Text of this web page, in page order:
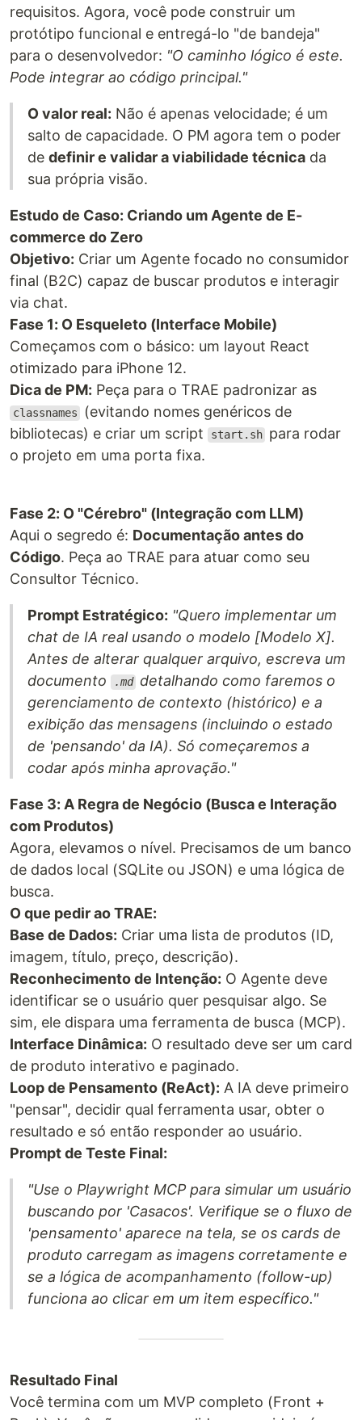
requisitos. Agora, você pode construir um
protótipo funcional e entregá-lo "de bandeja"
para o desenvolvedor: "O caminho lógico é este.
Pode integrar ao código principal."
O valor real: Não é apenas velocidade; é um
salto de capacidade. O PM agora tem o poder
de definir e validar a viabilidade técnica da
sua própria visão.
Estudo de Caso: Criando um Agente de E-
commerce do Zero
Objetivo: Criar um Agente focado no consumidor
final (B2C) capaz de buscar produtos e interagir
via chat.
Fase 1: O Esqueleto (Interface Mobile)
Começamos com o básico: um layout React
otimizado para iPhone 12.
Dica de PM: Peça para o TRAE padronizar as
classnames
(evitando nomes genéricos de
bibliotecas) e criar um script
start.sh para rodar
o projeto em uma porta fixa.
Fase 2: O "Cérebro" (Integração com LLM)
Aqui o segredo é: Documentação antes do
Código. Peça ao TRAE para atuar como seu
Consultor Técnico.
Prompt Estratégico: "Quero implementar um
chat de IA real usando o modelo [Modelo X].
Antes de alterar qualquer arquivo, escreva um
documento
.md detalhando como faremos o
gerenciamento de contexto (histórico) e a
exibição das mensagens (incluindo o estado
de 'pensando' da IA). Só começaremos a
codar após minha aprovação."
Fase 3: A Regra de Negócio (Busca e Interação
com Produtos)
Agora, elevamos o nível. Precisamos de um banco
de dados local (SQLite ou JSON) e uma lógica de
busca.
O que pedir ao TRAE:
Base de Dados: Criar uma lista de produtos (ID,
imagem, título, preço, descrição).
Reconhecimento de Intenção: O Agente deve
identificar se o usuário quer pesquisar algo. Se
sim, ele dispara uma ferramenta de busca (MCP).
Interface Dinâmica: O resultado deve ser um card
de produto interativo e paginado.
Loop de Pensamento (ReAct): A IA deve primeiro
"pensar", decidir qual ferramenta usar, obter o
resultado e só então responder ao usuário.
Prompt de Teste Final:
"Use o Playwright MCP para simular um usuário
buscando por 'Casacos'. Verifique se o fluxo de
'pensamento' aparece na tela, se os cards de
produto carregam as imagens corretamente e
se a lógica de acompanhamento (follow-up)
funciona ao clicar em um item específico."
Resultado Final
Você termina com um MVP completo (Front +